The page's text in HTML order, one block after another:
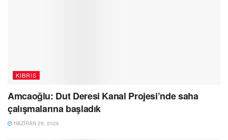
KIBRIS
Amcaoğlu: Dut Deresi Kanal Projesi’nde saha
çalışmalarına başladık
HAZIRAN 29, 2026